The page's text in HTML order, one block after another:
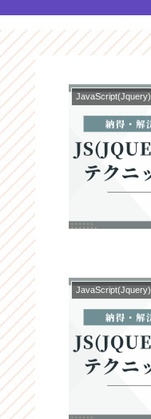
JavaScript(Jquery)
JavaScript(Jquery)